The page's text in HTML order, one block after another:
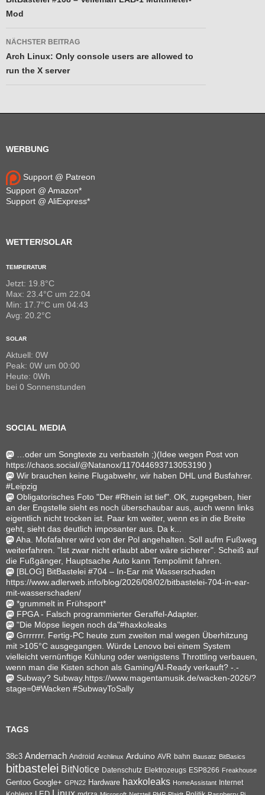
Mod
NÄCHSTER BEITRAG
Arch Linux: Only console users are allowed to
run the X server
WERBUNG
Support @ Patreon
Support @ Amazon*
Support @ AliExpress*
WETTER/SOLAR
TEMPERATUR
Jetzt: 19.8°C
Max: 23.4°C um 22:04
Min: 17.7°C um 04:43
Avg: 20.2°C
SOLAR
Aktuell: 0W
Peak: 0W um 00:00
Heute: 0Wh
bei 0 Sonnenstunden
SOCIAL MEDIA
…oder um Songtexte zu verbasteln ;)(Idee wegen Post von
https://chaos.social/@Natanox/117044693713053190 )
Wir brauchen keine Flugabwehr, wir haben DHL und Busfahrer.
#Leipzig
Obligatorisches Foto "Der #Rhein ist tief". OK, zugegeben, hier
an der Engstelle sieht es noch überschaubar aus, auch wenn links
eigentlich nicht trocken ist. Paar km weiter, wenn es in die Breite
geht, sieht das deutlich imposanter aus. Da k...
Aha. Mofafahrer wird von der Pol angehalten. Soll aufm Fußweg
weiterfahren. "Ist zwar nicht erlaubt aber wäre sicherer". Scheiß auf
die Fußgänger, Hauptsache Auto kann Tempolimit fahren.
[BLOG] BitBastelei #704 – In-Ear mit Wasserschaden
https://www.adlerweb.info/blog/2026/08/02/bitbastelei-704-in-ear-
mit-wasserschaden/
*grummelt in Frühsport*
FPGA - Falsch programmierter Geraffel-Adapter.
"Die Möpse liegen noch da"#haxkoleaks
Grrrrrrr. Fertig-PC heute zum zweiten mal wegen Überhitzung
mit >105°C ausgegangen. Würde Lenovo bei einem System
vielleicht vernünftige Kühlung oder wenigstens Throttling verbauen,
wenn man die Kisten schon als Gaming/AI-Ready verkauft? -.-
Subway? Subway.https://www.magentamusik.de/wacken-2026/?
stage=0#Wacken #SubwayToSally
TAGS
38c3 Andernach Android Archlinux Arduino AVR bahn Bausatz BitBasics
bitbastelei BitNotice Datenschutz Elektrozeugs ESP8266 Freakhouse
Gentoo Google+ GPN22 Hardware haxkoleaks HomeAssistant Internet